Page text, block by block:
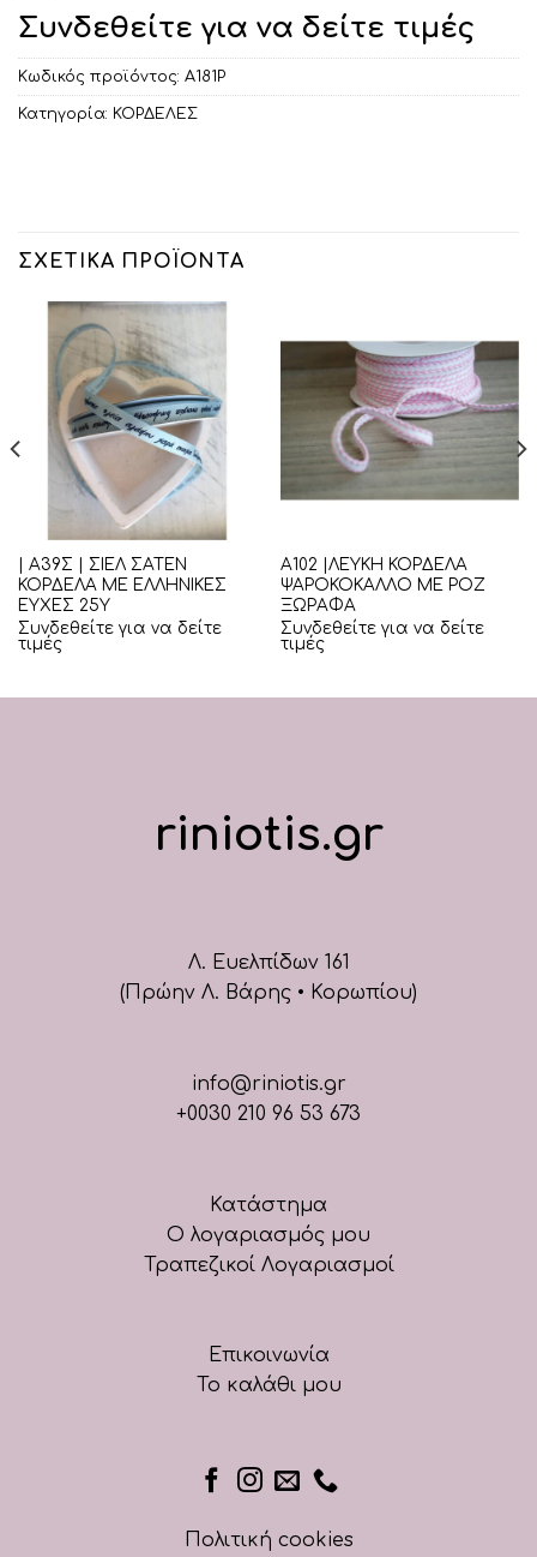
Συνδεθείτε για να δείτε τιμές
Κωδικός προϊόντος: Α181Ρ
Κατηγορία: ΚΟΡΔΕΛΕΣ
ΣΧΕΤΙΚΆ ΠΡΟΪΌΝΤΑ
| Α39Σ | ΣΙΕΛ ΣΑΤΕΝ
ΚΟΡΔΕΛΑ ΜΕ ΕΛΛΗΝΙΚΕΣ
ΕΥΧΕΣ 25Υ
Συνδεθείτε για να δείτε
τιμές
Α102 |ΛΕΥΚΗ ΚΟΡΔΕΛΑ
ΨΑΡΟΚΟΚΑΛΛΟ ΜΕ ΡΟΖ
ΞΩΡΑΦΑ
Συνδεθείτε για να δείτε
τιμές
riniotis.gr
Λ. Ευελπίδων 161
(Πρώην Λ. Βάρης • Κορωπίου)
info@riniotis.gr
+0030 210 96 53 673
Κατάστημα
Ο λογαριασμός μου
Τραπεζικοί Λογαριασμοί
Επικοινωνία
Το καλάθι μου
Πολιτική cookies